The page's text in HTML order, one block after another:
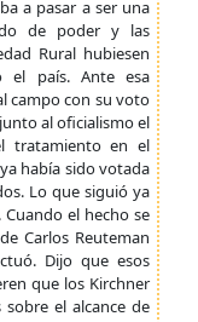
a pasar a ser una
de poder y las
Rural hubiesen
el país. Ante esa
campo con su voto
al oficialismo el
tratamiento en el
había sido votada
Lo que siguió ya
el hecho se
Carlos Reuteman
Dijo que esos
que los Kirchner
el alcance de